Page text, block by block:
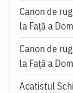
Canon de
la Faţă a
Canon de
la Faţă a
Acatistul